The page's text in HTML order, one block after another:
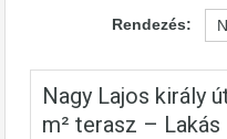
Rendezés:
Nagy Lajos király
m² terasz – Lakás